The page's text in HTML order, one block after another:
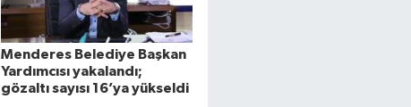
Menderes Belediye Başkan
Yardımcısı yakalandı;
gözaltı sayısı 16’ya yükseldi